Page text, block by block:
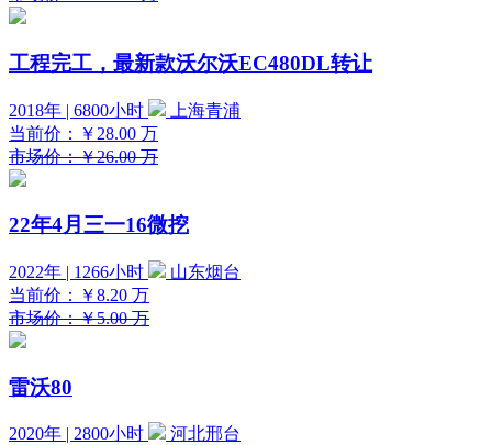
工程完工，最新款沃尔沃EC480DL转让
2018年 | 6800小时
上海青浦
当前价：
￥28.00 万
市场价：￥26.00 万
22年4月三一16微挖
2022年 | 1266小时
山东烟台
当前价：
￥8.20 万
市场价：￥5.00 万
雷沃80
2020年 | 2800小时
河北邢台